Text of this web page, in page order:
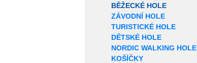
BĚŽECKÉ HOLE
ZÁVODNÍ HOLE
TURISTICKÉ HOLE
DĚTSKÉ HOLE
NORDIC WALKING HOLE
KOŠÍČKY